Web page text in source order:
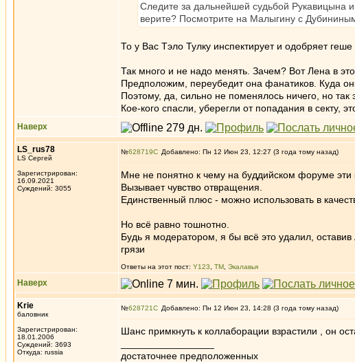
Следите за дальнейшей судьбой Рукавицына
верите? Посмотрите на Малыгину с
То у Вас Тэло Тулку инспектирует и одобряет геше
Так много и не надо менять. Зачем? Вот Лена в
Предположим, переубедит она фанатиков. Куда
Поэтому, да, сильно не поменялось ничего, но так
Кое-кого спасли, уберегли от попадания в секту,
Наверх
LS_rus78
LS Сергей
Зарегистрирован:
16.09.2021
Суждений: 3055
№628719 Добавлено: Пн 12 Июн 23, 12:27 (3 года тому назад)
Мне не понятно к чему на буддийском форуме эти
Вызывает чувство отвращения.
Единственный плюс - можно использовать в
Но всё равно тошнотно.
Будь я модератором, я бы всё это удалил, оставив
грязи
Ответы на этот пост: Y123 ТМ Экалавья
Наверх
Krie
баловник
Зарегистрирован:
18.01.2006
Суждений: 3693
Откуда: russia
№628721 Добавлено: Пн 12 Июн 23, 14:28 (3 года тому назад)
Шанс примкнуть к коллаборации взрастили , он
достаточнее предположенных